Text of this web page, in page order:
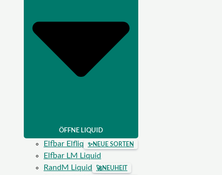
ÖFFNE LIQUID
Elfbar Elfliq ✨NEUE SORTEN
Elfbar LM Liquid
RandM Liquid
🚀NEUHEIT